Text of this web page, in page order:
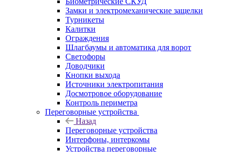
Замки и электромеханические защелки
Турникеты
Калитки
Ограждения
Шлагбаумы и автоматика для ворот
Светофоры
Доводчики
Кнопки выхода
Источники электропитания
Досмотровое оборудование
Контроль периметра
Переговорные устройства
Назад
Переговорные устройства
Интерфоны, интеркомы
Устройства переговорные